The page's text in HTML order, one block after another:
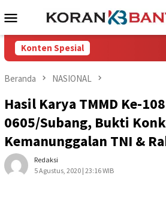
ke
Menu
Mobile
Konten Spesial
Beranda NASIONAL
Hasil Karya TMMD Ke-
0605/Subang, Bukti
Kemanunggalan TNI &
Redaksi
5 Agustus, 2020 | 23:16 WIB